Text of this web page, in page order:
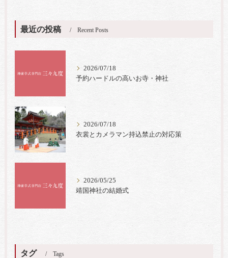
最近の投稿 Recent Posts
2026/07/18
予約ハードルの高いお寺・神社
2026/07/18
衣裳とカメラマン持込禁止の対応策
2026/05/25
靖国神社の結婚式
タグ Tags